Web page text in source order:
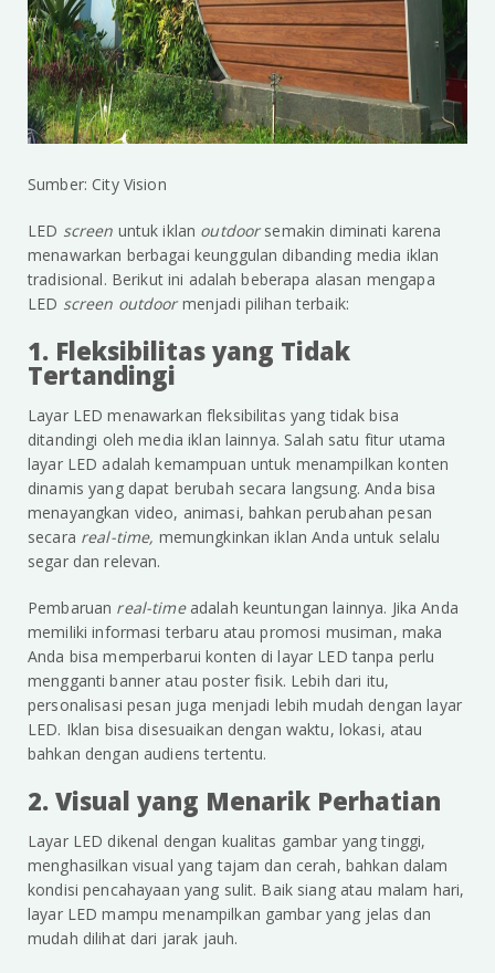
Sumber: City Vision
LED screen untuk iklan outdoorsemakin diminati karena
menawarkan berbagai keunggulan dibanding media iklan
tradisional. Berikut ini adalah beberapa alasan mengapa
LED screen outdoormenjadi pilihan terbaik:
1. Fleksibilitas yang Tidak
Tertandingi
Layar LED menawarkan fleksibilitas yang tidak bisa
ditandingi oleh media iklan lainnya. Salah satu fitur utama
layar LED adalah kemampuan untuk menampilkan konten
dinamis yang dapat berubah secara langsung. Anda bisa
menayangkan video, animasi, bahkan perubahan pesan
secara real-time, memungkinkan iklan Anda untuk selalu
segar dan relevan.
Pembaruan real-timeadalah keuntungan lainnya. Jika Anda
memiliki informasi terbaru atau promosi musiman, maka
Anda bisa memperbarui konten di layar LED tanpa perlu
mengganti banner atau poster fisik. Lebih dari itu,
personalisasi pesan juga menjadi lebih mudah dengan layar
LED. Iklan bisa disesuaikan dengan waktu, lokasi, atau
bahkan dengan audiens tertentu.
2. Visual yang Menarik Perhatian
Layar LED dikenal dengan kualitas gambar yang tinggi,
menghasilkan visual yang tajam dan cerah, bahkan dalam
kondisi pencahayaan yang sulit. Baik siang atau malam hari,
layar LED mampu menampilkan gambar yang jelas dan
mudah dilihat dari jarak jauh.